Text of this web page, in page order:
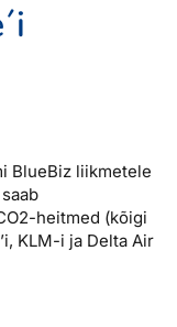
tule
BlueBiz liikmetele
heitmed (kõigi
KLM-i ja Delta Air